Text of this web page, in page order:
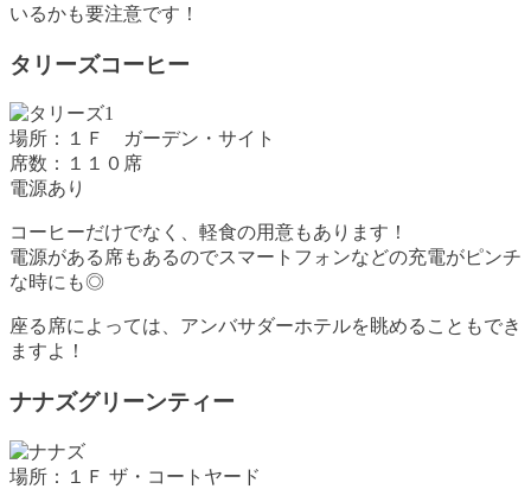
いるかも要注意です！
タリーズコーヒー
場所：１Ｆ ガーデン・サイト
席数：１１０席
電源あり
コーヒーだけでなく、軽食の用意もあります！
電源がある席もあるのでスマートフォンなどの充電がピンチ
な時にも◎
座る席によっては、アンバサダーホテルを眺めることもでき
ますよ！
ナナズグリーンティー
場所：１Ｆ ザ・コートヤード